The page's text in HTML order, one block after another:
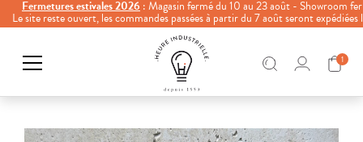
Fermetures estivales 2026 : Magasin fermé du 10 au 23 août - Showroom
Le site reste ouvert, les commandes passées à partir du 7 août seront
1